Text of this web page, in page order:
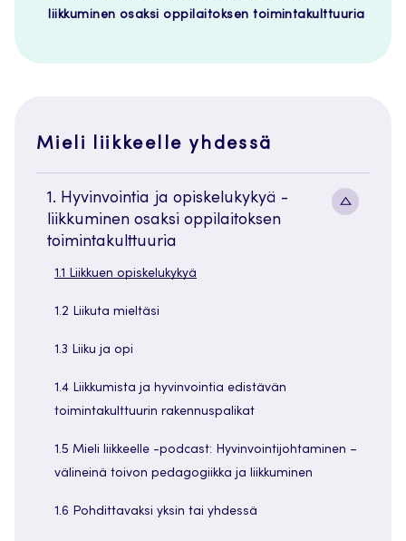
liikkuminen osaksi oppilaitoksen toimintakulttuuria
Mieli liikkeelle yhdessä
1. Hyvinvointia ja opiskelukykyä -
liikkuminen osaksi oppilaitoksen
toimintakulttuuria
1.1 Liikkuen opiskelukykyä
1.2 Liikuta mieltäsi
1.3 Liiku ja opi
1.4 Liikkumista ja hyvinvointia edistävän
toimintakulttuurin rakennuspalikat
1.5 Mieli liikkeelle -podcast: Hyvinvointijohtaminen –
välineinä toivon pedagogiikka ja liikkuminen
1.6 Pohdittavaksi yksin tai yhdessä